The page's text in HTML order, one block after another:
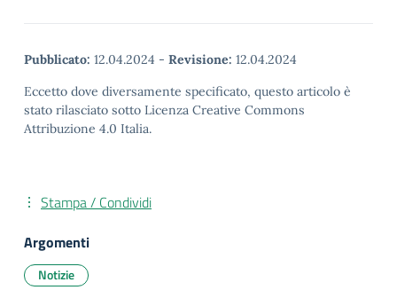
Pubblicato: 12.04.2024 - Revisione: 12.04.2024
Eccetto dove diversamente specificato, questo articolo è
stato rilasciato sotto Licenza Creative Commons
Attribuzione 4.0 Italia.
Stampa / Condividi
Argomenti
Notizie